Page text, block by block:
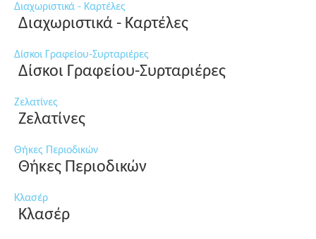
Διαχωριστικά - Καρτέλες
Διαχωριστικά - Καρτέλες
Δίσκοι Γραφείου-Συρταριέρες
Δίσκοι Γραφείου-Συρταριέρες
Ζελατίνες
Ζελατίνες
Θήκες Περιοδικών
Θήκες Περιοδικών
Κλασέρ
Κλασέρ